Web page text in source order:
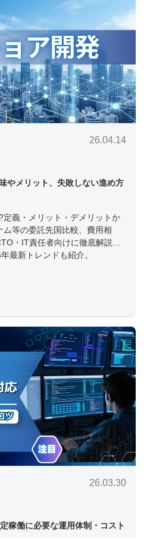
26.04.14
やメリット、失敗しない進め方
定義・メリット・デメリットか
ム等の委託先国比較、費用相
・IT責任者向けに徹底解説。
最新トレンドも紹介。
26.03.30
稼働に必要な運用体制・コスト